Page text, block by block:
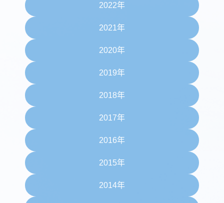
2022年
2021年
2020年
2019年
2018年
2017年
2016年
2015年
2014年